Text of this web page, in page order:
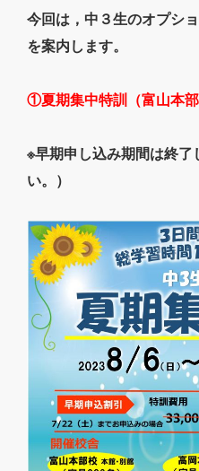
今回は，中３生のオプシ
を案内します。
①夏期集中特訓（富山本部
※早期申し込み期間は終
い。）